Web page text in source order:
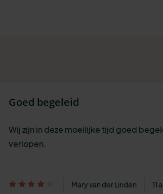
Goed begeleid
Wij zijn in deze moeilijke tijd goed
verlopen.
Mary van der Linden 11